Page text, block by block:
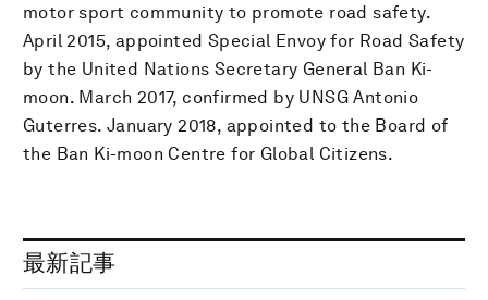
motor sport community to promote road safety.
April 2015, appointed Special Envoy for Road Safety
by the United Nations Secretary General Ban Ki-
moon. March 2017, confirmed by UNSG Antonio
Guterres. January 2018, appointed to the Board of
the Ban Ki-moon Centre for Global Citizens.
最新記事